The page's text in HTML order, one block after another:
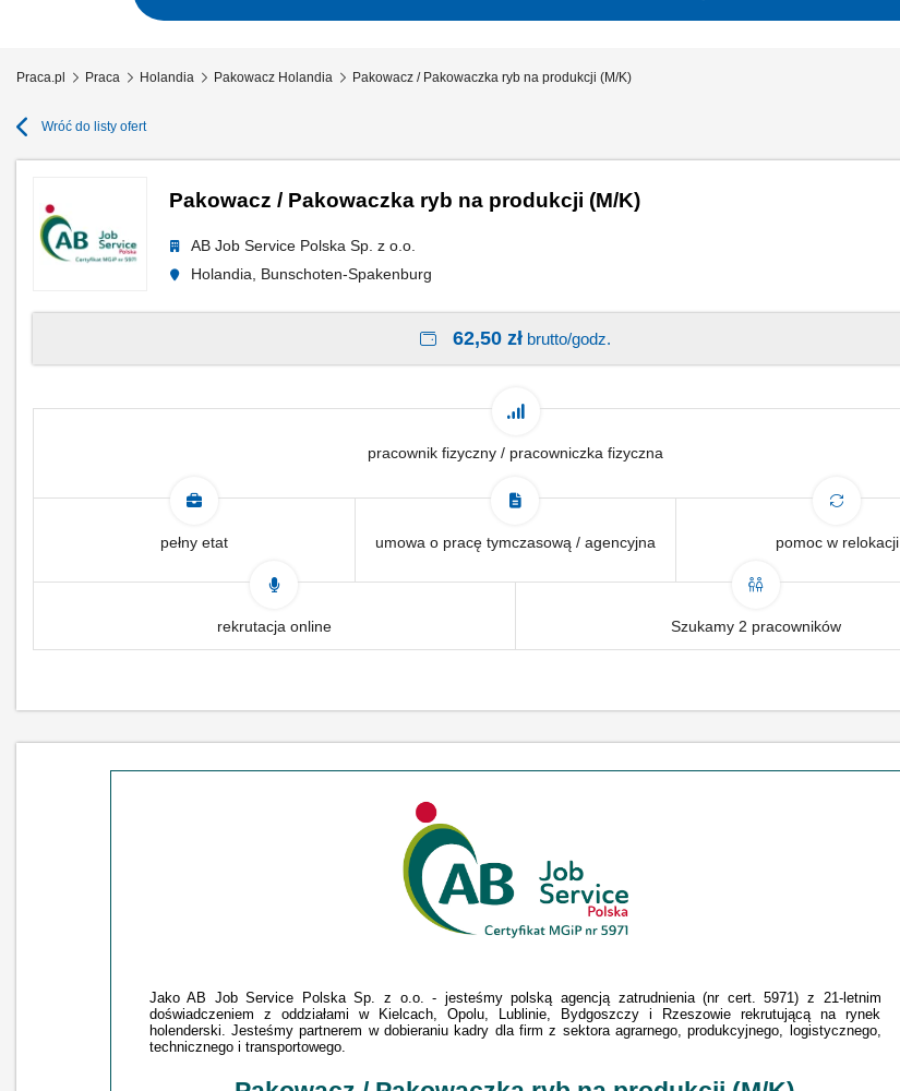
Praca.pl Praca Holandia Pakowacz Holandia Pakowacz / Pakowaczka ryb na produkcji (M/K)
Wróć do listy ofert
Pakowacz / Pakowaczka ryb na produkcji (M/K)
AB Job Service Polska Sp. z o.o.
Holandia, Bunschoten-Spakenburg
62,50 złbrutto/godz.
pracownik fizyczny / pracowniczka fizyczna
pełny etat umowa o pracę tymczasową / agencyjna pomoc w relokacji
rekrutacja online Szukamy 2 pracowników
Jako AB Job Service Polska Sp. z o.o. - jesteśmy polską agencją zatrudnienia (nr cert. 5971) z 21-letnim
doświadczeniem z oddziałami w Kielcach, Opolu, Lublinie, Bydgoszczy i Rzeszowie rekrutującą na rynek
holenderski. Jesteśmy partnerem w dobieraniu kadry dla firm z sektora agrarnego, produkcyjnego, logistycznego,
technicznego i transportowego.